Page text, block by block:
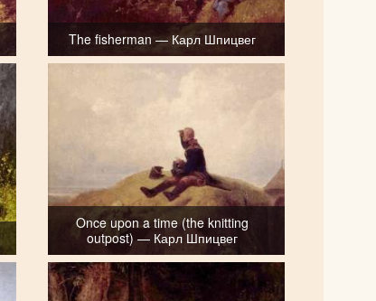
The fisherman — Карл Шпицвег
Once upon a time (the knitting
outpost) — Карл Шпицвег